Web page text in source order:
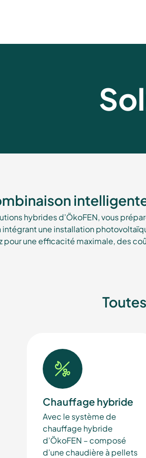
hybrides d’ÖkoFEN, vous
intégrant une installation
pour une efficacité maximale, des
Chauffage hybride
Avec le système de
chauffage hybride
d’ÖkoFEN – composé
d’une chaudière à pellets